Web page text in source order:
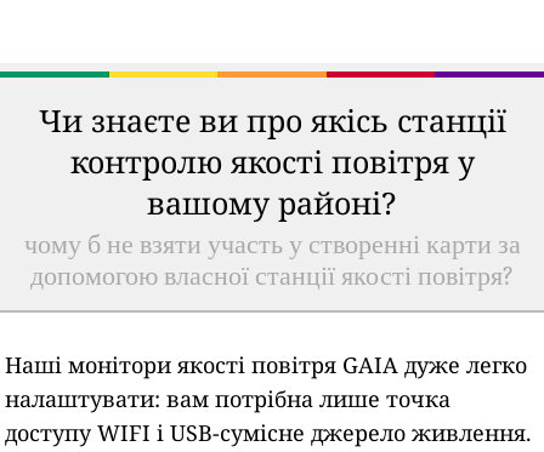
Чи знаєте ви про якісь станції
контролю якості повітря у
вашому районі?
чому б не взяти участь у створенні карти за
допомогою власної станції якості повітря?
Наші монітори якості повітря GAIA дуже легко
налаштувати: вам потрібна лише точка
доступу WIFI і USB-сумісне джерело живлення.